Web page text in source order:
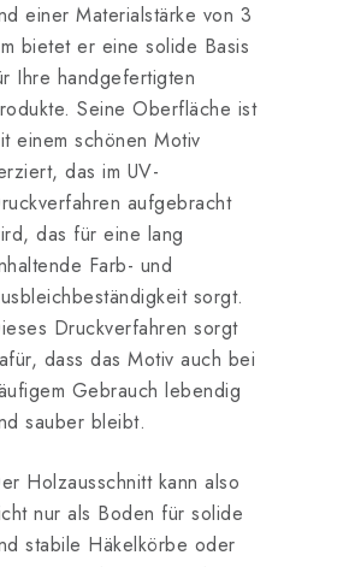
einer Materialstärke von 3
bietet er eine solide Basis
Ihre handgefertigten
Seine Oberfläche ist
einem schönen Motiv
das im UV-
aufgebracht
das für eine lang
Farb- und
sorgt.
Druckverfahren sorgt
dass das Motiv auch bei
Gebrauch lebendig
sauber bleibt.
Holzausschnitt kann also
nur als Boden für solide
stabile Häkelkörbe oder